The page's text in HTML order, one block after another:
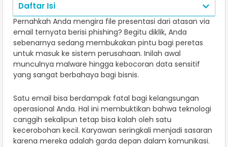
Daftar Isi
Pernahkah Anda mengira file presentasi dari atasan via
email ternyata berisi phishing? Begitu diklik, Anda
sebenarnya sedang membukakan pintu bagi peretas
untuk masuk ke sistem perusahaan. Inilah awal
munculnya malware hingga kebocoran data sensitif
yang sangat berbahaya bagi bisnis.
Satu email bisa berdampak fatal bagi kelangsungan
operasional Anda. Hal ini membuktikan bahwa teknologi
canggih sekalipun tetap bisa kalah oleh satu
kecerobohan kecil. Karyawan seringkali menjadi sasaran
karena mereka adalah garda depan dalam komunikasi.